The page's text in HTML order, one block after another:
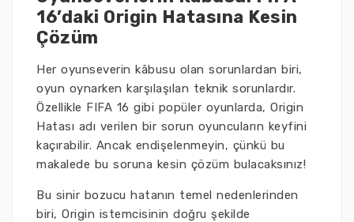
16’daki Origin Hatasına Kesin
Çözüm
Her oyunseverin kâbusu olan sorunlardan biri,
oyun oynarken karşılaşılan teknik sorunlardır.
Özellikle FIFA 16 gibi popüler oyunlarda, Origin
Hatası adı verilen bir sorun oyuncuların keyfini
kaçırabilir. Ancak endişelenmeyin, çünkü bu
makalede bu soruna kesin çözüm bulacaksınız!
Bu sinir bozucu hatanın temel nedenlerinden
biri, Origin istemcisinin doğru şekilde